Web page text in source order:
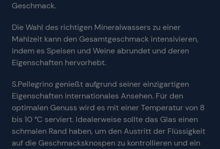
Geschmack.
Die Wahl des richtigen Mineralwassers zu einer
Mahlzeit kann den Gesamtgeschmack intensivieren,
indem es Speisen und Weine abrundet und deren
Eigenschaften hervorhebt.
S.Pellegrino genießt aufgrund seiner einzigartigen
Eigenschaften internationales Ansehen. Für den
optimalen Genuss wird es mit einer Temperatur von 8
bis 10 °C serviert. Idealerweise sollte das Glas einen
schmalen Rand haben, um den Austritt der Flüssigkeit
auf die Geschmacksknospen zu kontrollieren und ein